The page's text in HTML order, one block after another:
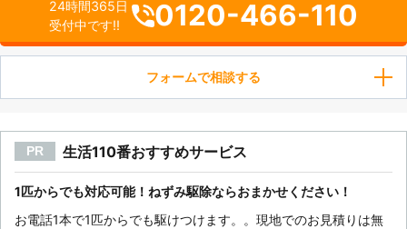
24時間365日
受付中です!!
0120-466-110
フォームで相談する
PR 生活110番おすすめサービス
1匹からでも対応可能！ねずみ駆除ならおまかせください！
お電話1本で1匹からでも駆けつけます。。現地でのお見積りは無